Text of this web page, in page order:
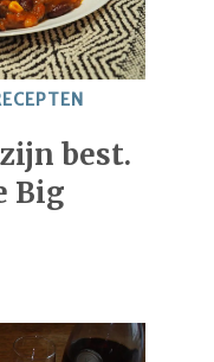
best.
Big